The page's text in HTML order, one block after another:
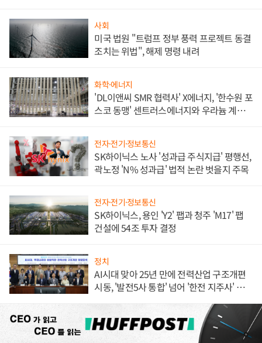
사회
미국 법원 "트럼프 정부 풍력 프로젝트 동결
조치는 위법", 해제 명령 내려
화학·에너지
'DL이앤씨 SMR 협력사' X에너지, '한수원 포
스코 동맹' 센트러스에너지와 우라늄 계약
전자·전기·정보통신
SK하이닉스 노사 '성과급 주식지급' 평행선,
곽노정 'N% 성과급' 법적 논란 벗을지 주목
전자·전기·정보통신
SK하이닉스, 용인 'Y2' 팹과 청주 'M17' 팹
건설에 54조 투자 결정
정치
AI시대 맞아 25년 만에 전력산업 구조개편
시동, '발전5사 통합' 넘어 '한전 지주사' 재편